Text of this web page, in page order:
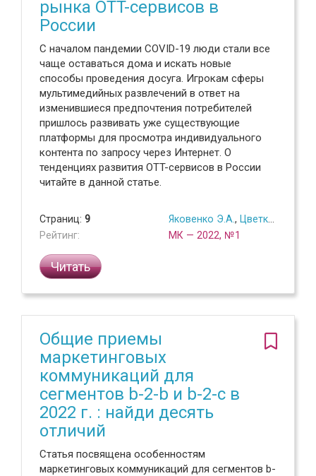
рынка OTT-сервисов в
России
С началом пандемии COVID-19 люди стали все
чаще оставаться дома и искать новые
способы проведения досуга. Игрокам сферы
мультимедийных развлечений в ответ на
изменившиеся предпочтения потребителей
пришлось развивать уже существующие
платформы для просмотра индивидуального
контента по запросу через Интернет. О
тенденциях развития OTT-сервисов в России
читайте в данной статье.
Страниц: 9
Рейтинг:
Яковенко Э.А. , Цветкова А.Б.
МК — 2022, №1
Читать
Общие приемы
маркетинговых
коммуникаций для
сегментов b-2-b и b-2-c в
2022 г. : найди десять
отличий
Статья посвящена особенностям
маркетинговых коммуникаций для сегментов b-